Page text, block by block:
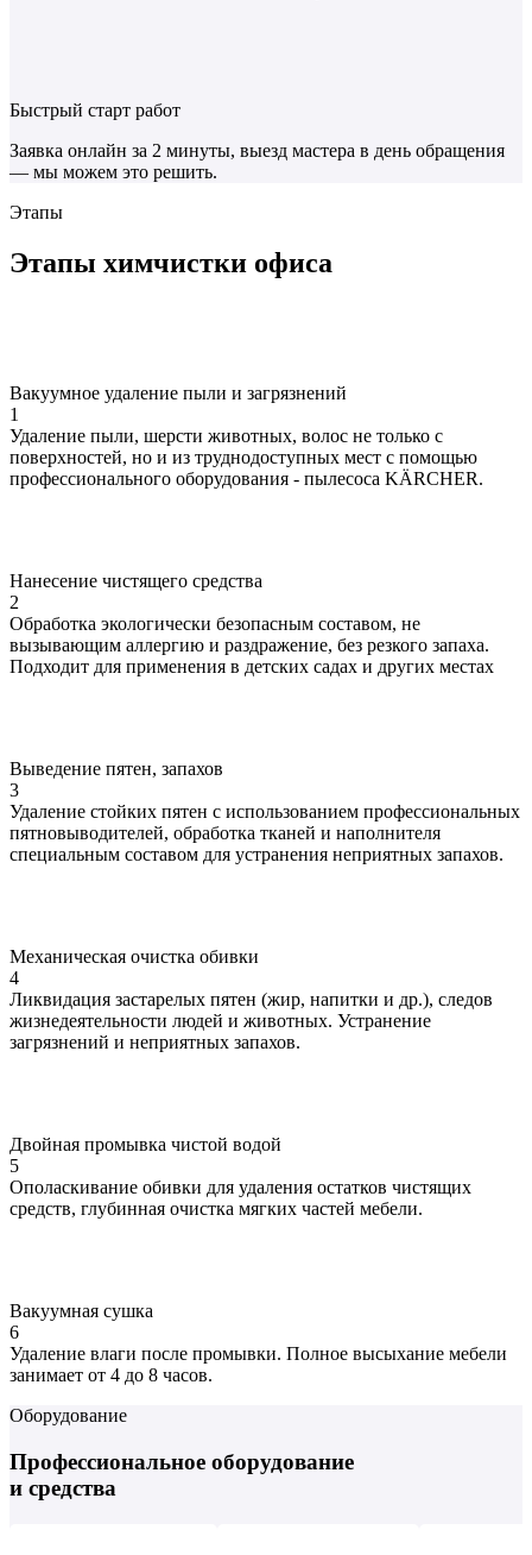
Быстрый старт работ
Заявка онлайн за 2 минуты, выезд мастера в день обращения
— мы можем это решить.
Этапы
Этапы химчистки офиса
Вакуумное удаление пыли и загрязнений
1
Удаление пыли, шерсти животных, волос не только с
поверхностей, но и из труднодоступных мест с помощью
профессионального оборудования - пылесоса KÄRCHER.
Нанесение чистящего средства
2
Обработка экологически безопасным составом, не
вызывающим аллергию и раздражение, без резкого запаха.
Подходит для применения в детских садах и других местах
Выведение пятен, запахов
3
Удаление стойких пятен с использованием профессиональных
пятновыводителей, обработка тканей и наполнителя
специальным составом для устранения неприятных запахов.
Механическая очистка обивки
4
Ликвидация застарелых пятен (жир, напитки и др.), следов
жизнедеятельности людей и животных. Устранение
загрязнений и неприятных запахов.
Двойная промывка чистой водой
5
Ополаскивание обивки для удаления остатков чистящих
средств, глубинная очистка мягких частей мебели.
Вакуумная сушка
6
Удаление влаги после промывки. Полное высыхание мебели
занимает от 4 до 8 часов.
Оборудование
Профессиональное оборудование
и средства